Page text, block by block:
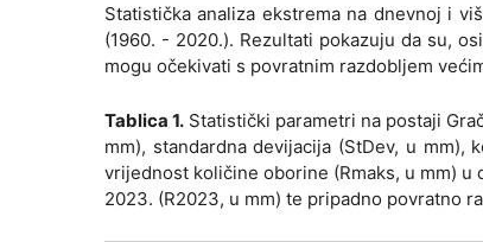
Statistička analiza ekstrema na dnevnoj i
(1960. - 2020.). Rezultati pokazuju da su,
mogu očekivati s povratnim razdobljem
Tablica 1. Statistički parametri na postaji
mm), standardna devijacija (StDev, u
vrijednost količine oborine (Rmaks, u mm) u
2023. (R2023, u mm) te pripadno povratno